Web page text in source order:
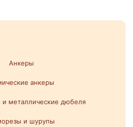
Анкеры
анкеры
и металлические дюбеля
и шурупы